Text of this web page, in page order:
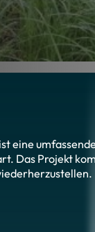
eine
Das Projekt